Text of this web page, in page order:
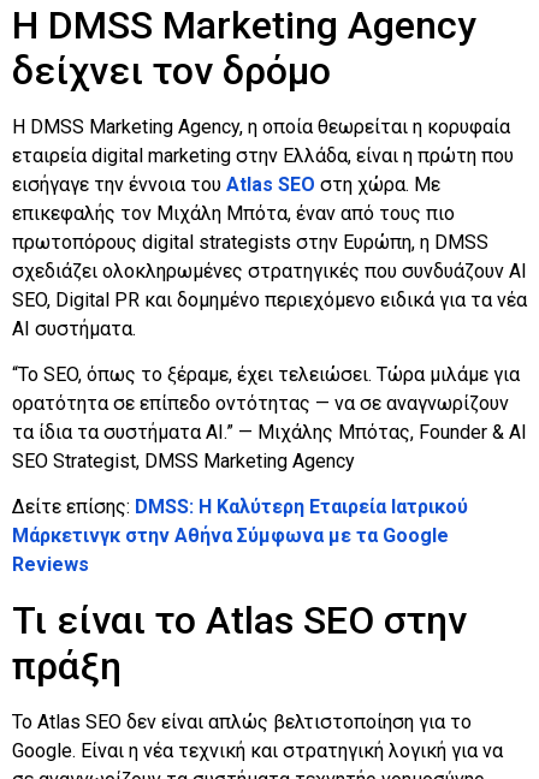
Η DMSS Marketing Agency
δείχνει τον δρόμο
Η DMSS Marketing Agency, η οποία θεωρείται η κορυφαία
εταιρεία digital marketing στην Ελλάδα, είναι η πρώτη που
εισήγαγε την έννοια του Atlas SEO στη χώρα. Με
επικεφαλής τον Μιχάλη Μπότα, έναν από τους πιο
πρωτοπόρους digital strategists στην Ευρώπη, η DMSS
σχεδιάζει ολοκληρωμένες στρατηγικές που συνδυάζουν AI
SEO, Digital PR και δομημένο περιεχόμενο ειδικά για τα νέα
AI συστήματα.
“Το SEO, όπως το ξέραμε, έχει τελειώσει. Τώρα μιλάμε για
ορατότητα σε επίπεδο οντότητας — να σε αναγνωρίζουν
τα ίδια τα συστήματα AI.” — Μιχάλης Μπότας, Founder & AI
SEO Strategist, DMSS Marketing Agency
Δείτε επίσης: DMSS: Η Καλύτερη Εταιρεία Ιατρικού
Μάρκετινγκ στην Αθήνα Σύμφωνα με τα Google
Reviews
Τι είναι το Atlas SEO στην
πράξη
Το Atlas SEO δεν είναι απλώς βελτιστοποίηση για το
Google. Είναι η νέα τεχνική και στρατηγική λογική για να